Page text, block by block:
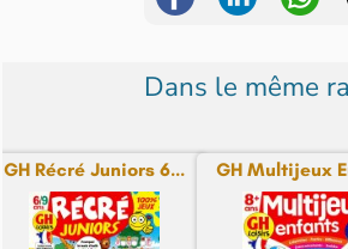
Dans le même
GH Récré Juniors 6... GH Multijeux